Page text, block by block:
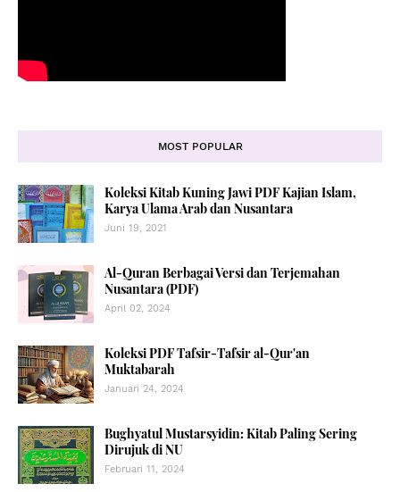
MOST POPULAR
Koleksi Kitab Kuning Jawi PDF Kajian Islam,
Karya Ulama Arab dan Nusantara
Juni 19, 2021
Al-Quran Berbagai Versi dan Terjemahan
Nusantara (PDF)
April 02, 2024
Koleksi PDF Tafsir-Tafsir al-Qur'an
Muktabarah
Januari 24, 2024
Bughyatul Mustarsyidin: Kitab Paling Sering
Dirujuk di NU
Februari 11, 2024